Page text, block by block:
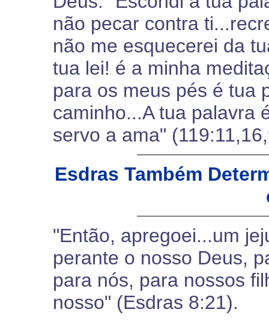
não pecar contra
não me esquecerei da
tua lei! é a minha
para os meus pés é tua
caminho...A tua palavra
servo a ama"
Esdras Também
"Então, apregoei...um
perante o nosso Deus,
para nós, para nossos
nosso" (Esdras 8:21).